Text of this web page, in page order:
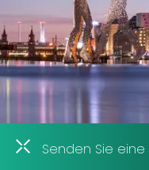
Senden Sie